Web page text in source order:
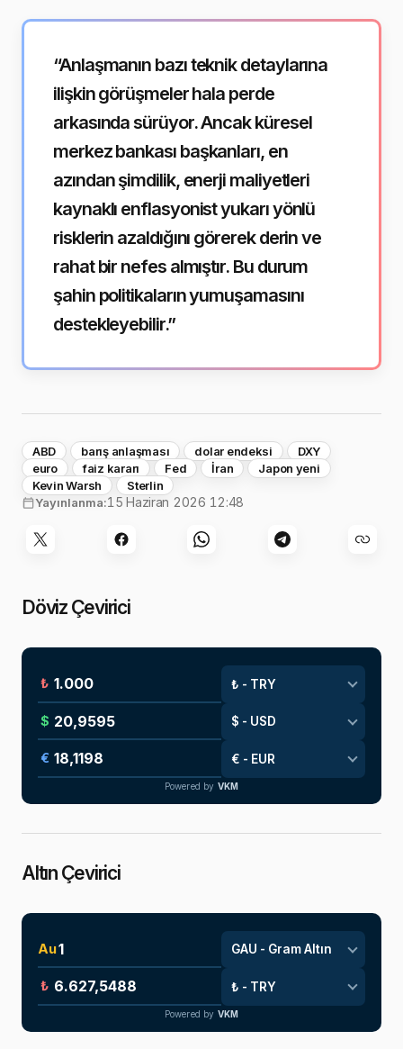
“Anlaşmanın bazı teknik detaylarına
ilişkin görüşmeler hala perde
arkasında sürüyor. Ancak küresel
merkez bankası başkanları, en
azından şimdilik, enerji maliyetleri
kaynaklı enflasyonist yukarı yönlü
risklerin azaldığını görerek derin ve
rahat bir nefes almıştır. Bu durum
şahin politikaların yumuşamasını
destekleyebilir.”
ABD barış anlaşması dolar endeksi
DXY
euro
faiz kararı Fed İran
Japon yeni
Kevin Warsh
Sterlin
Yayınlanma:15 Haziran 2026 12:48
Döviz Çevirici
₺
$
€
Powered by VKM
Altın Çevirici
Au
₺
Powered by VKM